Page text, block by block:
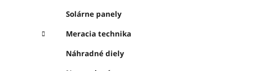
Solárne panely
Meracia technika
Náhradné diely